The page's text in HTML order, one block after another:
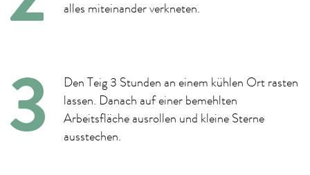
alles miteinander verkneten.
Den Teig 3 Stunden an einem kühlen Ort rasten
lassen. Danach auf einer bemehlten
Arbeitsfläche ausrollen und kleine Sterne
ausstechen.